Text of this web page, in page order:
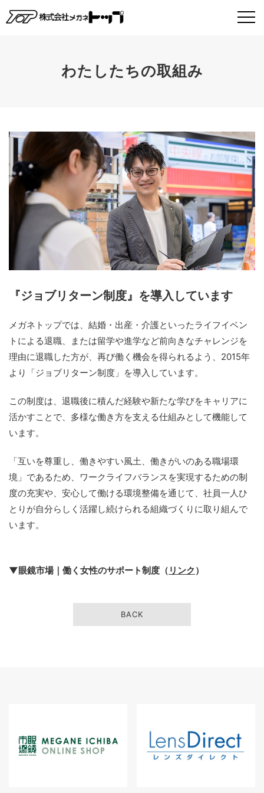
わたしたちの取組み
『ジョブリターン制度』を導入しています
メガネトップでは、結婚・出産・介護といったライフイベン
トによる退職、または留学や進学など前向きなチャレンジを
理由に退職した方が、再び働く機会を得られるよう、2015年
より「ジョブリターン制度」を導入しています。
この制度は、退職後に積んだ経験や新たな学びをキャリアに
活かすことで、多様な働き方を支える仕組みとして機能して
います。
「互いを尊重し、働きやすい風土、働きがいのある職場環
境」であるため、ワークライフバランスを実現するための制
度の充実や、安心して働ける環境整備を通じて、社員一人ひ
とりが自分らしく活躍し続けられる組織づくりに取り組んで
います。
▼眼鏡市場​｜​働く​女性の​サポート制度（ リンク ）
BACK